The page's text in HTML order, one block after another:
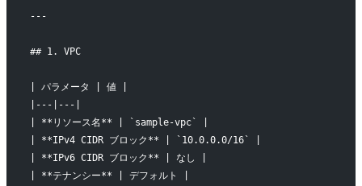
---
## 1. VPC
| パラメータ | 値 |
|---|---|
| **リソース名** | `sample-vpc` |
| **IPv4 CIDR ブロック** | `10.0.0.0/16` |
| **IPv6 CIDR ブロック** | なし |
| **テナンシー** | デフォルト |